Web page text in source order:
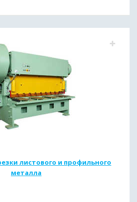
листового и профильного
металла